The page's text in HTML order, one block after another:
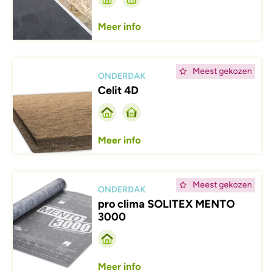
Meer info
Meest gekozen
ONDERDAK
Celit 4D
Meer info
Meest gekozen
Afbeelding
ONDERDAK
pro clima SOLITEX MENTO
3000
Meer info